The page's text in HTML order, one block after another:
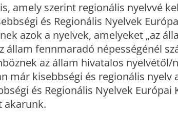
amely szerint regionális nyelvvé
és Regionális Nyelvek
azok a nyelvek, amelyeket „az
állam fennmaradó népességénél
az állam hivatalos nyelvétől/
már kisebbségi és regionális nyelv
és Regionális Nyelvek Európai
akarunk.